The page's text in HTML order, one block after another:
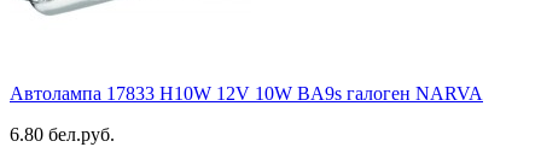
Автолампа 17833 H10W 12V 10W BA9s галоген NARVA
6.80 бел.руб.